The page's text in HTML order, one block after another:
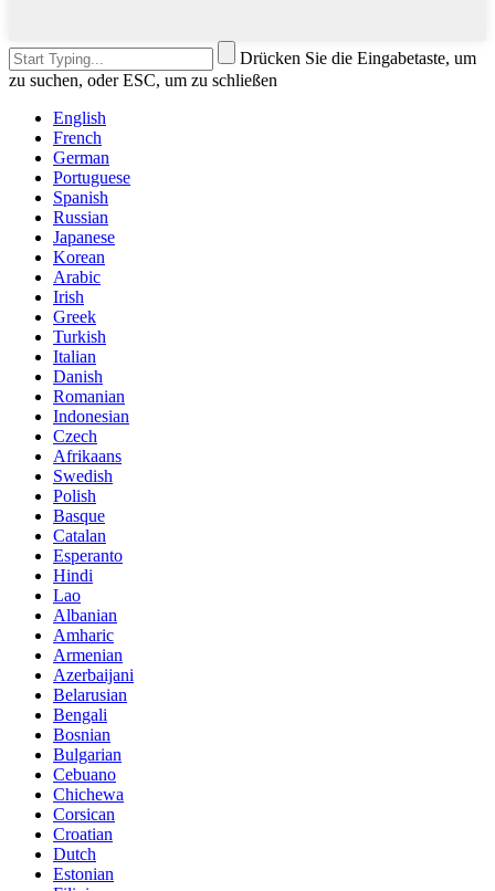
Drücken Sie die Eingabetaste, um
zu suchen, oder ESC, um zu schließen
English
French
German
Portuguese
Spanish
Russian
Japanese
Korean
Arabic
Irish
Greek
Turkish
Italian
Danish
Romanian
Indonesian
Czech
Afrikaans
Swedish
Polish
Basque
Catalan
Esperanto
Hindi
Lao
Albanian
Amharic
Armenian
Azerbaijani
Belarusian
Bengali
Bosnian
Bulgarian
Cebuano
Chichewa
Corsican
Croatian
Dutch
Estonian